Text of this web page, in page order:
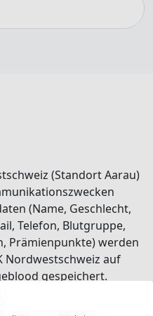
(Standort Aarau)
(Name, Geschlecht,
Telefon, Blutgruppe,
Prämienpunkte) werden
Nordwestschweiz auf
gespeichert.
nicht transferiert. Ich